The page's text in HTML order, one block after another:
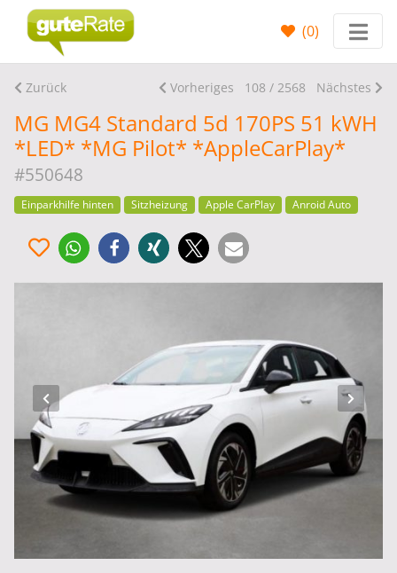
(0)
Zurück Vorheriges 108 / 2568 Nächstes
MG MG4 Standard 5d 170PS 51 kWH
*LED* *MG Pilot* *AppleCarPlay*
#550648
Einparkhilfe hinten Sitzheizung Apple CarPlay Anroid Auto